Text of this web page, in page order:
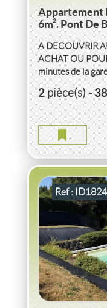
Appartement
6m². Pont De
A DECOUVRIR
ACHAT OU
minutes de la
commercial La
copropriété...
2pièce(s)-
Ref :
VENTEVILLA
M²LE
VILLA 127M² HAB
6